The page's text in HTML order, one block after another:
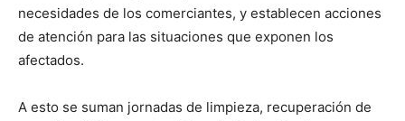
necesidades de los comerciantes, y establecen acciones
de atención para las situaciones que exponen los
afectados.
A esto se suman jornadas de limpieza, recuperación de